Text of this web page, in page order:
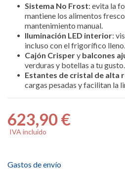
Sistema No Frost: evita la
mantiene los alimentos
mantenimiento manual.
Iluminación LED interior:
incluso con el frigorífico lleno.
Cajón Crispery balcones
verduras y botellas a tu gusto.
Estantes de cristal de alta
cargas pesadas y facilitan la
623,90 €
IVA incluido
Gastos de envío